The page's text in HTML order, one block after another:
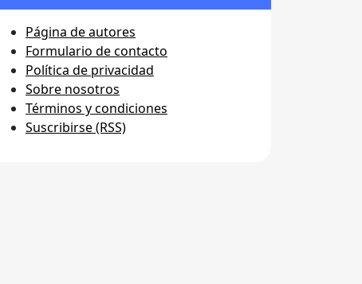
Página de autores
Formulario de contacto
Política de privacidad
Sobre nosotros
Términos y condiciones
Suscribirse (RSS)